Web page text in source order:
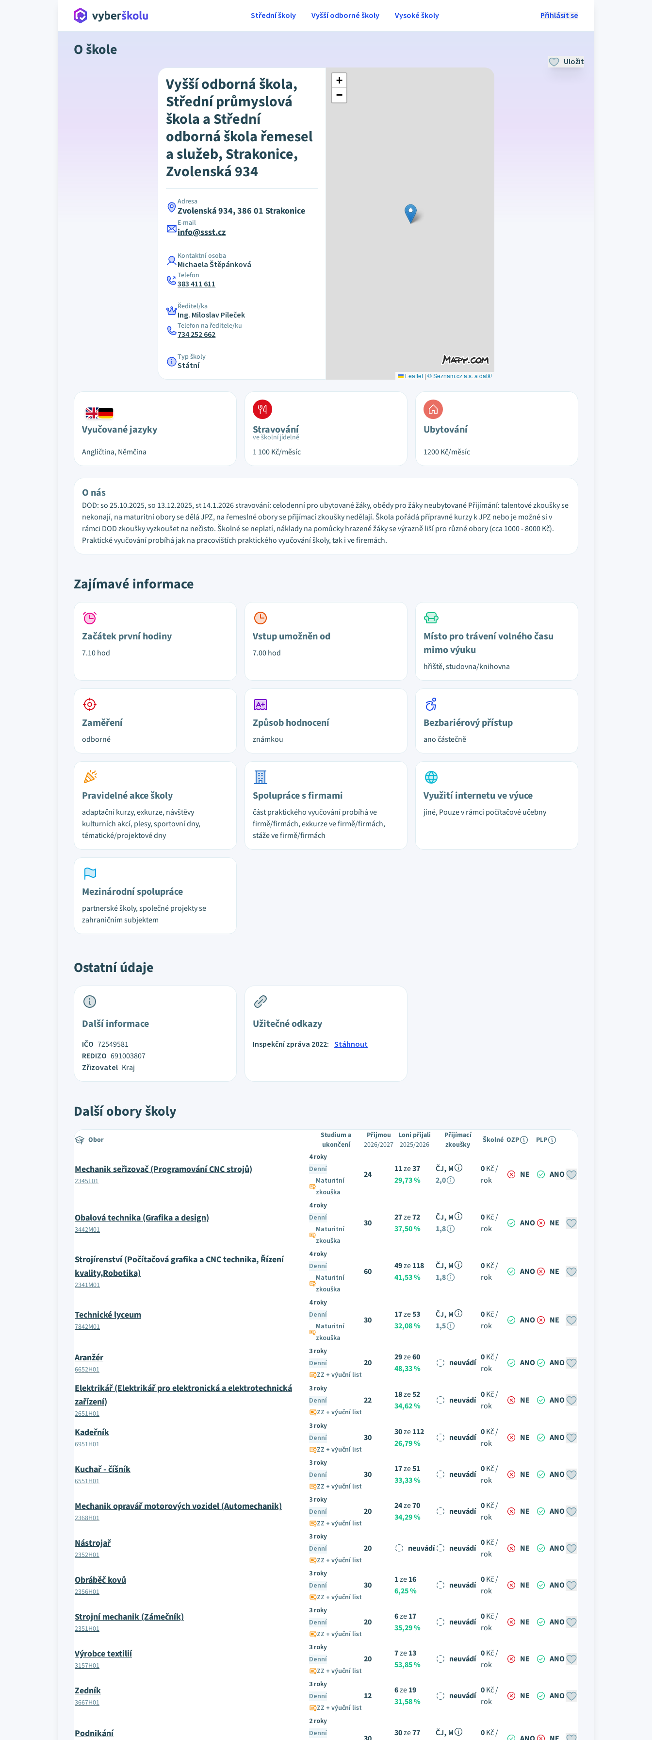
Přihlásit se
Střední školy Vyšší odborné školy Vysoké školy
O škole
Uložit
Vyšší odborná škola,
Střední průmyslová
škola a Střední
odborná škola řemesel
a služeb, Strakonice,
Zvolenská 934
Adresa
Zvolenská 934, 386 01 Strakonice
E-mail
info@ssst.cz
Kontaktní osoba
Michaela Štěpánková
Telefon
383 411 611
Ředitel/ka
Ing. Miloslav Pileček
Telefon na ředitele/ku
734 252 662
Typ školy
Státní
+
−
Leaflet | © Seznam.cz a.s. a další
Vyučované jazyky
Angličtina, Němčina
Stravování
ve školní jídelně
1 100Kč/měsíc
Ubytování
1200Kč/měsíc
O nás
DOD: so 25.10.2025, so 13.12.2025, st 14.1.2026 stravování: celodenní pro ubytované žáky, obědy pro žáky neubytované Přijímání: talentové zkoušky se
nekonají, na maturitní obory se dělá JPZ, na řemeslné obory se přijímací zkoušky nedělají. Škola pořádá přípravné kurzy k JPZ nebo je možné si v
rámci DOD zkoušky vyzkoušet na nečisto. Školné se neplatí, náklady na pomůcky hrazené žáky se výrazně liší pro různé obory (cca 1000 - 8000 Kč).
Praktické vyučování probíhá jak na pracovištích praktického vyučování školy, tak i ve firemách.
Zajímavé informace
Začátek první hodiny
7.10 hod
Vstup umožněn od
7.00 hod
Místo pro trávení volného času
mimo výuku
hřiště, studovna/knihovna
Zaměření
odborné
Způsob hodnocení
známkou
Bezbariérový přístup
ano částečně
Pravidelné akce školy
adaptační kurzy, exkurze, návštěvy
kulturních akcí, plesy, sportovní dny,
tématické/projektové dny
Spolupráce s firmami
část praktického vyučování probíhá ve
firmě/firmách, exkurze ve firmě/firmách,
stáže ve firmě/firmách
Využití internetu ve výuce
jiné, Pouze v rámci počítačové učebny
Mezinárodní spolupráce
partnerské školy, společné projekty se
zahraničním subjektem
Ostatní údaje
Další informace
IČO 72549581
REDIZO 691003807
Zřizovatel Kraj
Užitečné odkazy
Inspekční zpráva 2022: Stáhnout
Další obory školy
Obor
Studium a
ukončení
Přijmou
2026/2027
Loni přijali
2025/2026
Přijímací
zkoušky
Školné OZP PLP
Mechanik seřizovač (Programování CNC strojů)
2345L01
4 roky
Denní
Maturitní
zkouška
24
11ze37
29,73 %
ČJ, M
2,0
0Kč /
rok
NE ANO
Obalová technika (Grafika a design)
3442M01
4 roky
Denní
Maturitní
zkouška
30
27ze72
37,50 %
ČJ, M
1,8
0Kč /
rok
ANO NE
Strojírenství (Počítačová grafika a CNC technika, Řízení
kvality,Robotika)
2341M01
4 roky
Denní
Maturitní
zkouška
60
49ze118
41,53 %
ČJ, M
1,8
0Kč /
rok
ANO NE
Technické lyceum
7842M01
4 roky
Denní
Maturitní
zkouška
30
17ze53
32,08 %
ČJ, M
1,5
0Kč /
rok
ANO NE
Aranžér
6652H01
3 roky
Denní
ZZ + výuční list
20
29ze60
48,33 %
neuvádí
0Kč /
rok
ANO ANO
Elektrikář (Elektrikář pro elektronická a elektrotechnická
zařízení)
2651H01
3 roky
Denní
ZZ + výuční list
22
18ze52
34,62 %
neuvádí
0Kč /
rok
NE ANO
Kadeřník
6951H01
3 roky
Denní
ZZ + výuční list
30
30ze112
26,79 %
neuvádí
0Kč /
rok
NE ANO
Kuchař - číšník
6551H01
3 roky
Denní
ZZ + výuční list
30
17ze51
33,33 %
neuvádí
0Kč /
rok
NE ANO
Mechanik opravář motorových vozidel (Automechanik)
2368H01
3 roky
Denní
ZZ + výuční list
20
24ze70
34,29 %
neuvádí
0Kč /
rok
NE ANO
Nástrojař
2352H01
3 roky
Denní
ZZ + výuční list
20 neuvádí neuvádí
0Kč /
rok
NE ANO
Obráběč kovů
2356H01
3 roky
Denní
ZZ + výuční list
30
1ze16
6,25 %
neuvádí
0Kč /
rok
NE ANO
Strojní mechanik (Zámečník)
2351H01
3 roky
Denní
ZZ + výuční list
20
6ze17
35,29 %
neuvádí
0Kč /
rok
NE ANO
Výrobce textilií
3157H01
3 roky
Denní
ZZ + výuční list
20
7ze13
53,85 %
neuvádí
0Kč /
rok
NE ANO
Zedník
3667H01
3 roky
Denní
ZZ + výuční list
12
6ze19
31,58 %
neuvádí
0Kč /
rok
NE ANO
Podnikání
2 roky
Denní
30ze77
ČJ, M
0Kč /